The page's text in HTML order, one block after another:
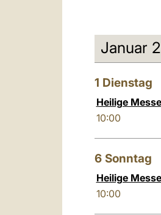
Januar
1 Dienstag
Heilige
10:00
6 Sonntag
Heilige
10:00